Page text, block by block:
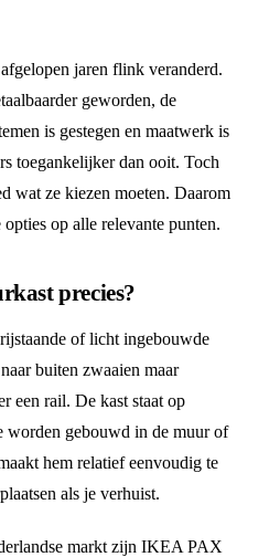
jaren flink veranderd.
geworden, de
is gestegen en maatwerk is
toegankelijker dan ooit. Toch
wat ze kiezen moeten. Daarom
op alle relevante punten.
precies?
of licht ingebouwde
buiten zwaaien maar
een rail. De kast staat op
worden gebouwd in de muur of
hem relatief eenvoudig te
als je verhuist.
markt zijn IKEA PAX